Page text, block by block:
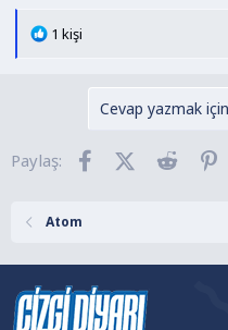
T
e
1 kişi
Cevap yazmak
Paylaş: FacebookX (Twitter)
Reddit
Atom